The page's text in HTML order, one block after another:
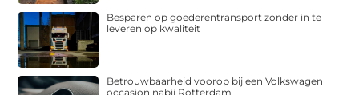
Besparen op goederentransport zonder in te
leveren op kwaliteit
Betrouwbaarheid voorop bij een Volkswagen
occasion nabij Rotterdam